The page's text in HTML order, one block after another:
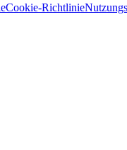
Cookie-Richtlinie